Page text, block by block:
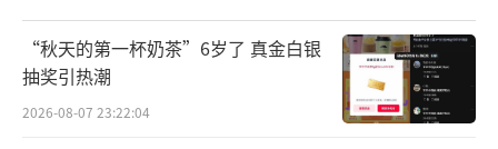
“秋天的第一杯奶茶”6岁了 真金白银
抽奖引热潮
2026-08-07 23:22:04